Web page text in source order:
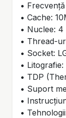
•
• Cache:
• Nuclee: 4
• Thread-
• Socket:
•
• TDP
• Suport
•
•